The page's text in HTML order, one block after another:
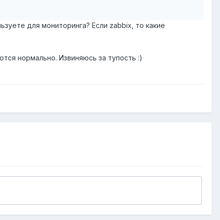
для мониторинга? Если zabbix, то какие
нормально. Извиняюсь за тупость :)